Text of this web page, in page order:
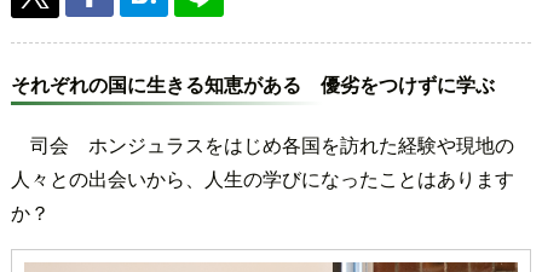
それぞれの国に生きる知恵がある 優劣をつけずに学ぶ
司会 ホンジュラスをはじめ各国を訪れた経験や現地の
人々との出会いから、人生の学びになったことはあります
か？